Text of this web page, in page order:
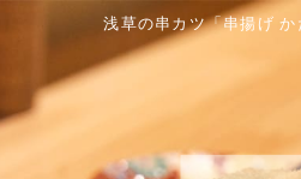
浅草の串カツ「串揚げ